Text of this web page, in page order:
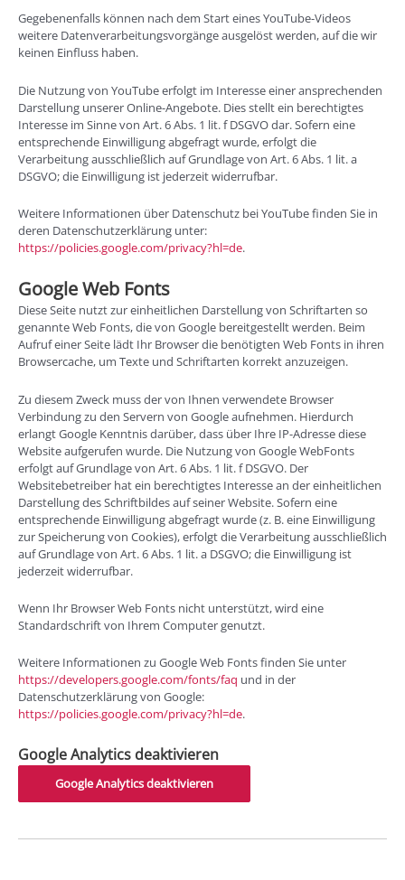
Gegebenenfalls können nach dem Start eines YouTube-Videos
weitere Datenverarbeitungsvorgänge ausgelöst werden, auf die wir
keinen Einfluss haben.
Die Nutzung von YouTube erfolgt im Interesse einer ansprechenden
Darstellung unserer Online-Angebote. Dies stellt ein berechtigtes
Interesse im Sinne von Art. 6 Abs. 1 lit. f DSGVO dar. Sofern eine
entsprechende Einwilligung abgefragt wurde, erfolgt die
Verarbeitung ausschließlich auf Grundlage von Art. 6 Abs. 1 lit. a
DSGVO; die Einwilligung ist jederzeit widerrufbar.
Weitere Informationen über Datenschutz bei YouTube finden Sie in
deren Datenschutzerklärung unter:
https://policies.google.com/privacy?hl=de.
Google Web Fonts
Diese Seite nutzt zur einheitlichen Darstellung von Schriftarten so
genannte Web Fonts, die von Google bereitgestellt werden. Beim
Aufruf einer Seite lädt Ihr Browser die benötigten Web Fonts in ihren
Browsercache, um Texte und Schriftarten korrekt anzuzeigen.
Zu diesem Zweck muss der von Ihnen verwendete Browser
Verbindung zu den Servern von Google aufnehmen. Hierdurch
erlangt Google Kenntnis darüber, dass über Ihre IP-Adresse diese
Website aufgerufen wurde. Die Nutzung von Google WebFonts
erfolgt auf Grundlage von Art. 6 Abs. 1 lit. f DSGVO. Der
Websitebetreiber hat ein berechtigtes Interesse an der einheitlichen
Darstellung des Schriftbildes auf seiner Website. Sofern eine
entsprechende Einwilligung abgefragt wurde (z. B. eine Einwilligung
zur Speicherung von Cookies), erfolgt die Verarbeitung ausschließlich
auf Grundlage von Art. 6 Abs. 1 lit. a DSGVO; die Einwilligung ist
jederzeit widerrufbar.
Wenn Ihr Browser Web Fonts nicht unterstützt, wird eine
Standardschrift von Ihrem Computer genutzt.
Weitere Informationen zu Google Web Fonts finden Sie unter
https://developers.google.com/fonts/faq und in der
Datenschutzerklärung von Google:
https://policies.google.com/privacy?hl=de.
Google Analytics deaktivieren
Google Analytics deaktivieren